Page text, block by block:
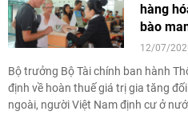
hàng
bào
12/07/
Bộ trưởng Bộ Tài chính ban hành
định về hoàn thuế giá trị gia tăng
ngoài, người Việt Nam định cư ở